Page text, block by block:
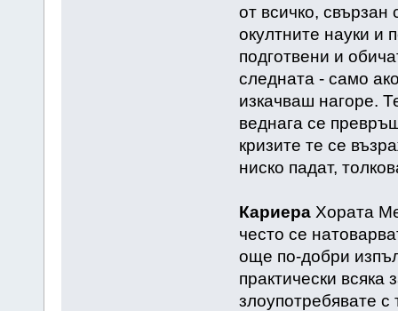
от всичко, свързан
окултните науки и
подготвени и
следната - само
изкачваш нагоре.
веднага се
кризите те се
ниско падат,
КариераХората
често се
още по-добри
практически
злоупотребявате с